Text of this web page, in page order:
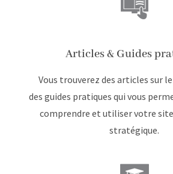
Articles & Guides
Vous trouverez des articles sur
des guides pratiques qui vous
comprendre et utiliser votre
stratégique.